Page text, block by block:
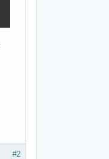
#2